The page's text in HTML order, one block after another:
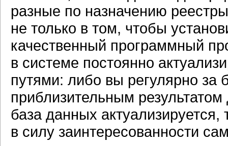
разные по назначению
не только в том, чтобы
качественный программный
в системе постоянно
путями: либо вы регулярно за
приблизительным
база данных
в силу заинтересованности